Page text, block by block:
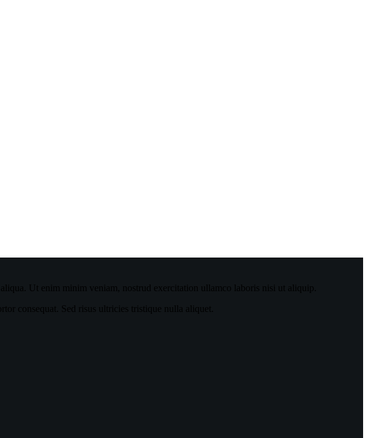
Ut enim minim veniam, nostrud exercitation ullamco laboris nisi ut aliquip.
consequat. Sed risus ultricies tristique nulla aliquet.